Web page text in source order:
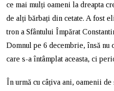
ce mai mulți oameni la dreapta
de alți bărbați din cetate. A fost
tron a Sfântului Împărat
Domnul pe 6 decembrie, însă nu
care s-a întâmplat aceasta, ci
În urmă cu câțiva ani, oamenii